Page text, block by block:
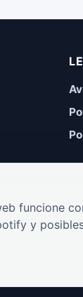
funcione
y